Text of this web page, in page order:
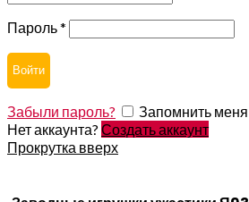
Пароль*
Войти
Забыли пароль?
Запомнить меня
Нет аккаунта? Создать аккаунт
Прокрутка вверх